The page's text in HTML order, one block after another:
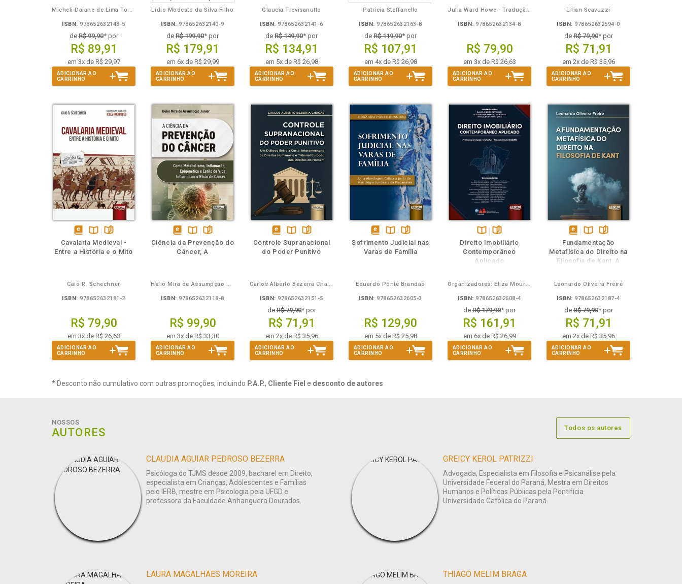
Micheli Daiane de Lima Toporowicz
ISBN: 978652632148-5
deR$ 99,90* por
R$ 89,91
em 3x de R$ 29,97
ADICIONAR AO
CARRINHO
Lídio Modesto da Silva Filho
ISBN: 978652632140-9
de R$ 199,90* por
R$ 179,91
em 6x de R$ 29,99
ADICIONAR AO
CARRINHO
Glaucia Trevisanutto
ISBN: 978652632141-6
de R$ 149,90* por
R$ 134,91
em 5x de R$ 26,98
ADICIONAR AO
CARRINHO
Patrícia Steffanello
ISBN: 978652632163-8
de R$ 119,90* por
R$ 107,91
em 4x de R$ 26,98
ADICIONAR AO
CARRINHO
Julia Ward Howe - Tradução: Osvaldo Ferreira de Carvalho
ISBN: 978652632134-8
R$ 79,90
em 3x de R$ 26,63
ADICIONAR AO
CARRINHO
Lilian Scavuzzi
ISBN: 978652632594-0
deR$ 79,90* por
R$ 71,91
em 2x de R$ 35,96
ADICIONAR AO
CARRINHO
disponível
em
Disponível
na
páginas
Cavalaria Medieval -
Entre a História e o Mito
Caio R. Schechner
ISBN: 978652632181-2
R$ 79,90
em 3x de R$ 26,63
ADICIONAR AO
CARRINHO
disponível
em
Disponível
na
páginas
Ciência da Prevenção do
Câncer, A
Hélio Mira de Assumpção Junior
ISBN: 978652632118-8
R$ 99,90
em 3x de R$ 33,30
ADICIONAR AO
CARRINHO
disponível
em
Disponível
na
páginas
Controle Supranacional
do Poder Punitivo
Carlos Alberto Bezerra Chagas
ISBN: 978652632151-5
deR$ 79,90* por
R$ 71,91
em 2x de R$ 35,96
ADICIONAR AO
CARRINHO
Também
disponível
em
Disponível
na
páginas
Sofrimento Judicial nas
Varas de Família
Eduardo Ponte Brandão
ISBN: 978652632605-3
R$ 129,90
em 5x de R$ 25,98
ADICIONAR AO
CARRINHO
Disponível
na
B.V.
páginas
Direito Imobiliário
Contemporâneo
Aplicado
Organizadores: Eliza Moura Navarro de Novaes, Rafael de Oliveira Lage, Daniel Ribeiro Pettersen
ISBN: 978652632608-4
de R$ 179,90* por
R$ 161,91
em 6x de R$ 26,99
ADICIONAR AO
CARRINHO
Também
disponível
em
eBook
Disponível
na
B.V.
páginas
Fundamentação
Metafísica do Direito na
Filosofia de Kant, A
Leonardo Oliveira Freire
ISBN: 978652632187-4
deR$ 79,90* por
R$ 71,91
em 2x de R$ 35,96
ADICIONAR AO
CARRINHO
* Desconto não cumulativo com outras promoções, incluindo P.A.P., Cliente Fiel e desconto de autores
NOSSOS
AUTORES Todos os autores
CLAUDIA AGUIAR PEDROSO BEZERRA
Psicóloga do TJMS desde 2009, bacharel em Direito,
especialista em Crianças, Adolescentes e Famílias
pelo IERB, mestre em Psicologia pela UFGD e
professora da Faculdade Anhanguera Dourados.
GREICY KEROL PATRIZZI
Advogada, Especialista em Filosofia e Psicanálise pela
Universidade Federal do Paraná, Mestra em Direitos
Humanos e Políticas Públicas pela Pontifícia
Universidade Católica do Paraná.
LAURA MAGALHÃES MOREIRA THIAGO MELIM BRAGA